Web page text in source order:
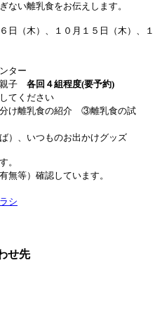
い離乳食をお伝えします。
日（木）、１０月１５日（木）、１
ター
親子 各回４組程度(要予約)
ください
離乳食の紹介 ③離乳食の試
）、いつものお出かけグッズ
。
無等）確認しています。
シ
せ先